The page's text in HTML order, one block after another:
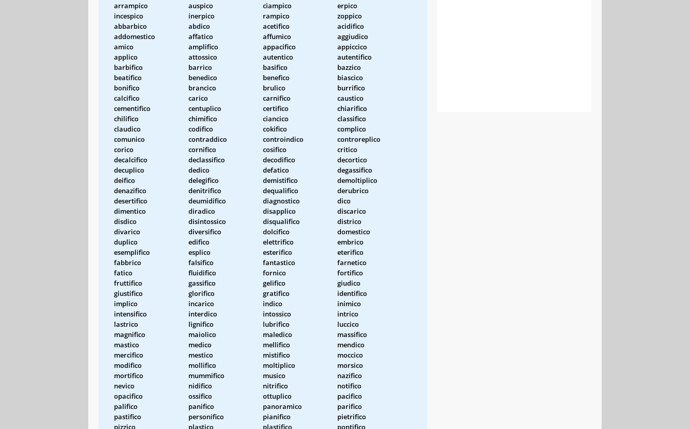
arrampico auspico ciampico
erpico
incespico
inerpico rampico
zoppico
abbarbico
abdico acetifico
acidifico
addomestico
affatico affumico
aggiudico
amico
amplifico appacifico
appiccico
applico
attossico autentico
autentifico
barbifico
barrico basifico
bazzico
beatifico
benedico benefico
biascico
bonifico
brancico brulico
burrifico
calcifico
carico carnifico
caustico
cementifico
centuplico certifico
chiarifico
chilifico
chimifico ciancico
classifico
claudico
codifico cokifico
complico
comunico
contraddico controindico
controreplico
corico
cornifico cosifico
critico
decalcifico
declassifico decodifico
decortico
decuplico
dedico defatico
degassifico
deifico
delegifico demistifico
demoltiplico
denazifico
denitrifico dequalifico
derubrico
desertifico
deumidifico diagnostico
dico
dimentico
diradico disapplico
discarico
disdico
disintossico disqualifico
districo
divarico
diversifico dolcifico
domestico
duplico
edifico elettrifico
embrico
esemplifico
esplico esterifico
eterifico
fabbrico
falsifico fantastico
farnetico
fatico
fluidifico fornico
fortifico
fruttifico
gassifico gelifico
giudico
giustifico
glorifico gratifico
identifico
implico
incarico indico
inimico
intensifico
interdico intossico
intrico
lastrico
lignifico lubrifico
luccico
magnifico
maiolico maledico
massifico
mastico
medico mellifico
mendico
mercifico
mestico mistifico
moccico
modifico
mollifico moltiplico
morsico
mortifico
mummifico musico
nazifico
nevico
nidifico nitrifico
notifico
opacifico
ossifico ottuplico
pacifico
palifico
panifico panoramico
parifico
pastifico
personifico pianifico
pietrifico
pizzico
plastico plastifico
pontifico